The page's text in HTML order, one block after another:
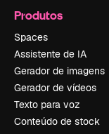
Produtos
Spaces
Assistente de IA
Gerador de imagens
Gerador de vídeos
Texto para voz
Conteúdo de stock